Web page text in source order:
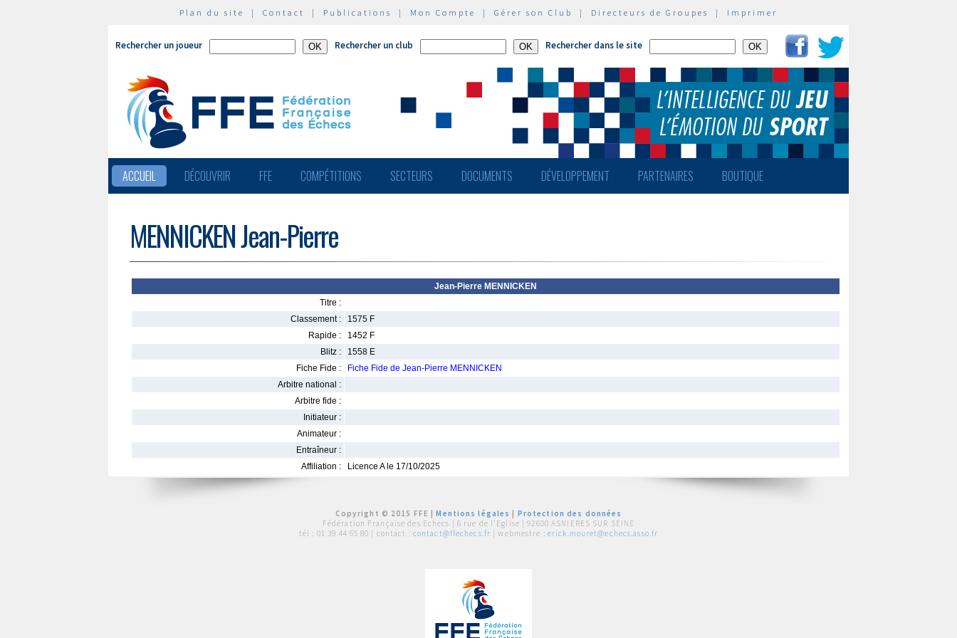
Plan du site | Contact | Publications | Mon Compte | Gérer son Club | Directeurs de Groupes | Imprimer
Rechercher un joueur Rechercher un club Rechercher dans le site
ACCUEIL DÉCOUVRIR FFE COMPÉTITIONS SECTEURS DOCUMENTS DÉVELOPPEMENT PARTENAIRES BOUTIQUE
MENNICKEN Jean-Pierre
Jean-Pierre MENNICKEN
Titre :
Classement :
1575 F
Rapide :
1452 F
Blitz :
1558 E
Fiche Fide :
Fiche Fide de Jean-Pierre MENNICKEN
Arbitre national :
Arbitre fide :
Initiateur :
Animateur :
Entraîneur :
Affiliation :
Licence A le 17/10/2025
Copyright © 2015 FFE |Mentions légales
Protection des données
Fédération Française des Echecs | 6 rue de l'Eglise | 92600 ASNIERES SUR SEINE
tél : 01 39 44 65 80 | contact : contact@ffechecs.fr | webmestre : erick.mouret@echecs.asso.fr